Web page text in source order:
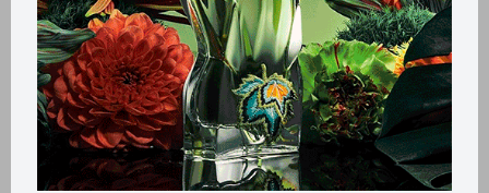
LlegaMAÑANA
LlegaMAÑANA
Tinta Koleston Kit - Tono 30
$ 527 700
LlegaMAÑANA
LlegaMAÑANA
Koleston pomo - Tono 40
259